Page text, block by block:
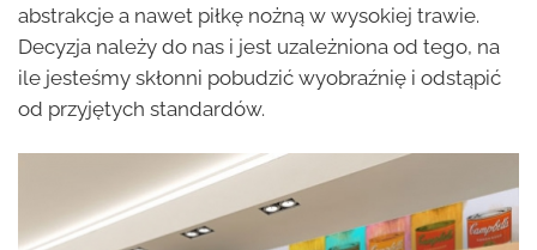
abstrakcje a nawet piłkę nożną w wysokiej trawie.
Decyzja należy do nas i jest uzależniona od tego, na
ile jesteśmy skłonni pobudzić wyobraźnię i odstąpić
od przyjętych standardów.